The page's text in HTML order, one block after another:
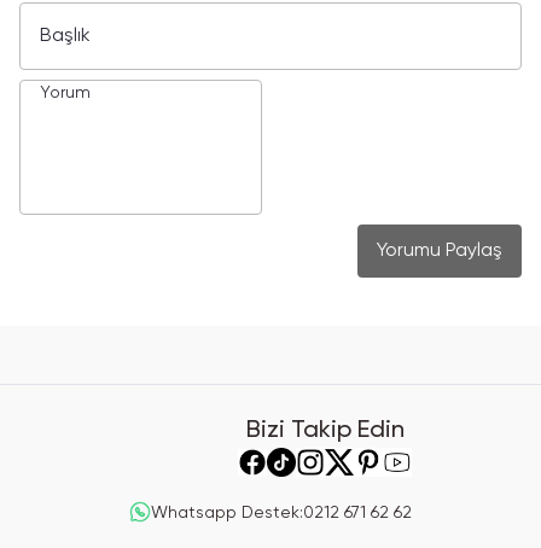
Yorumu Paylaş
Bizi Takip Edin
Whatsapp Destek:0212 671 62 62